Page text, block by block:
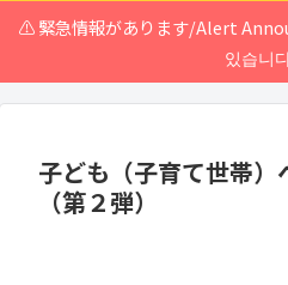
⚠️ 緊急情報があります/Alert
있습니
子ども（子育て世帯
（第２弾）